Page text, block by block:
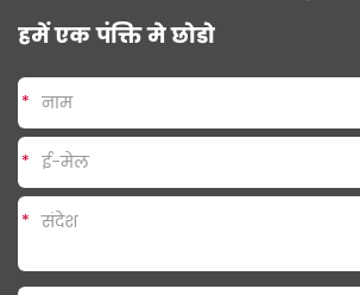
हमें एक पंक्ति मे छोडो
*
*
*